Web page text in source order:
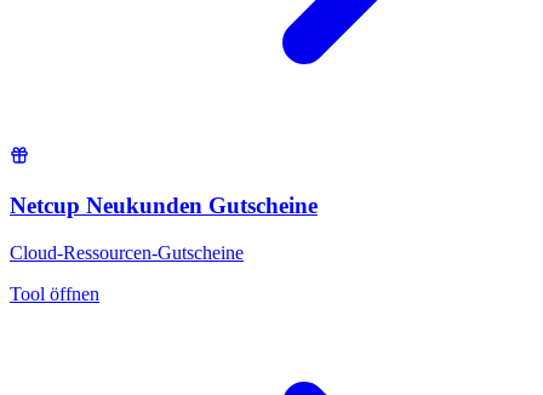
Netcup Neukunden Gutscheine
Cloud-Ressourcen-Gutscheine
Tool öffnen